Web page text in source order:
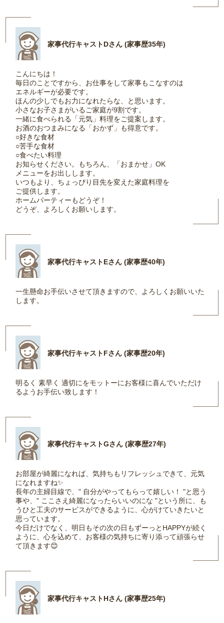
家事代行キャストDさん (家事歴35年)
こんにちは！
毎日のことですから、お仕事をして家事もこなすのは
エネルギーが必要です。
ほんの少しでもお力になれたらな、と思います。
小さなお子さまがいるご家庭が9割です。
一緒に食べられる「元気」料理をご提案します。
お酒のおつまみになる「おかず」も得意です。
○好きな食材
○苦手な食材
○食べたい料理
お知らせください。もちろん、「おまかせ」OK
メニューをお出しします。
いつもより、ちょっぴり目先を変えた家庭料理を
ご提供します。
ホームパーティーもどうぞ！
どうぞ、よろしくお願いします。
家事代行キャストEさん (家事歴40年)
一生懸命お手伝いさせて頂きますので、よろしくお願いいた
します。
家事代行キャストFさん (家事歴20年)
明るく 素早く 適切にをモットーにお客様に喜んでいただけ
るようお手伝い致します！
家事代行キャストGさん (家事歴27年)
お部屋が綺麗になれば、気持ちもリフレッシュできて、元気
になれますね✨
長年の主婦目線で、" 自分がやってもらって嬉しい！ "と思う
事や、" ここさえ綺麗になったらいいのにな "という所に、も
うひと工夫のサービスができるように、心がけていきたいと
思っています。
今日だけでなく、明日もその次の日もずーっとHAPPYが続く
ように、心を込めて、お客様の気持ちに寄り添って頑張らせ
て頂きます😊
家事代行キャストHさん (家事歴25年)